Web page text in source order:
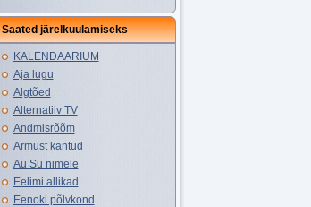
Saated järelkuulamiseks
KALENDAARIUM
Aja lugu
Algtõed
Alternatiiv TV
Andmisrõõm
Armust kantud
Au Su nimele
Eelimi allikad
Eenoki põlvkond